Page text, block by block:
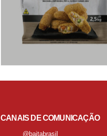
CANAIS DE COMUNICAÇÃO
@baitabrasil